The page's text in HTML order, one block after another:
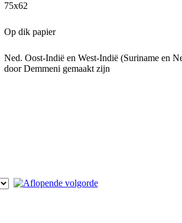
75x62
Op dik papier
Ned. Oost-Indië en West-Indië (Suriname en
door Demmeni gemaakt zijn